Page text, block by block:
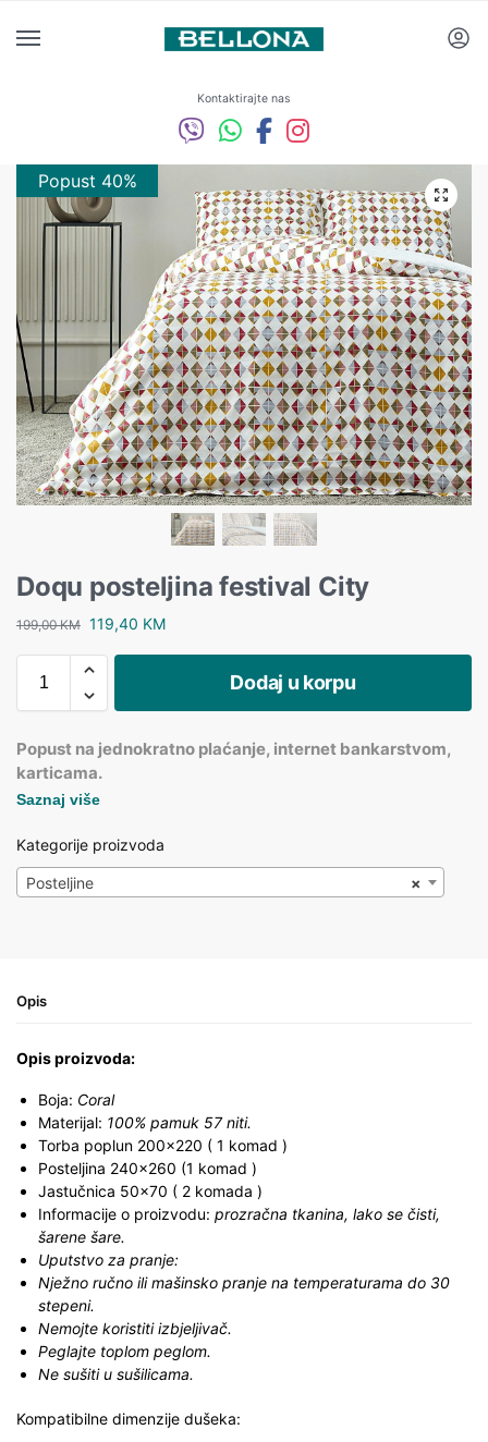
Kontaktirajte nas
Popust 40%
Doqu posteljina festival City
199,00KM 119,40 KM
Dodaj u korpu
Popust na jednokratno plaćanje, internet bankarstvom,
karticama.
Saznaj više
Kategorije proizvoda
×
Posteljine
Opis
Opis proizvoda:
Boja: Coral
Materijal: 100% pamuk 57 niti.
Torba poplun 200×220 ( 1 komad )
Posteljina 240×260 (1 komad )
Jastučnica 50×70 ( 2 komada )
Informacije o proizvodu: prozračna tkanina, lako se čisti,
šarene šare.
Uputstvo za pranje:
Nježno ručno ili mašinsko pranje na temperaturama do 30
stepeni.
Nemojte koristiti izbjeljivač.
Peglajte toplom peglom.
Ne sušiti u sušilicama.
Kompatibilne dimenzije dušeka: